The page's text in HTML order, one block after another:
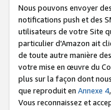
Nous pouvons envoyer
notifications push et des
utilisateurs de votre Site
particulier d'Amazon ait
de toute autre manière
votre mise en œuvre du
plus sur la façon dont
que reproduit en Annexe 4,
Vous reconnaissez et